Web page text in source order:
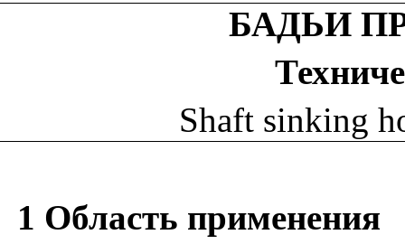
БАДЬИ
Shaft sinking
1 Область применения